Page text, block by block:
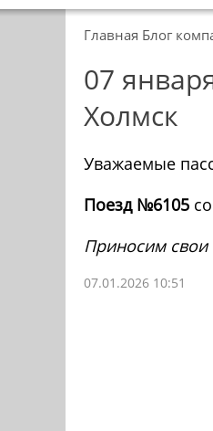
Главная Блог
07
Холмск
Уважаемые
Поезд №6105
Приносим свои
07.01.2026 10:51